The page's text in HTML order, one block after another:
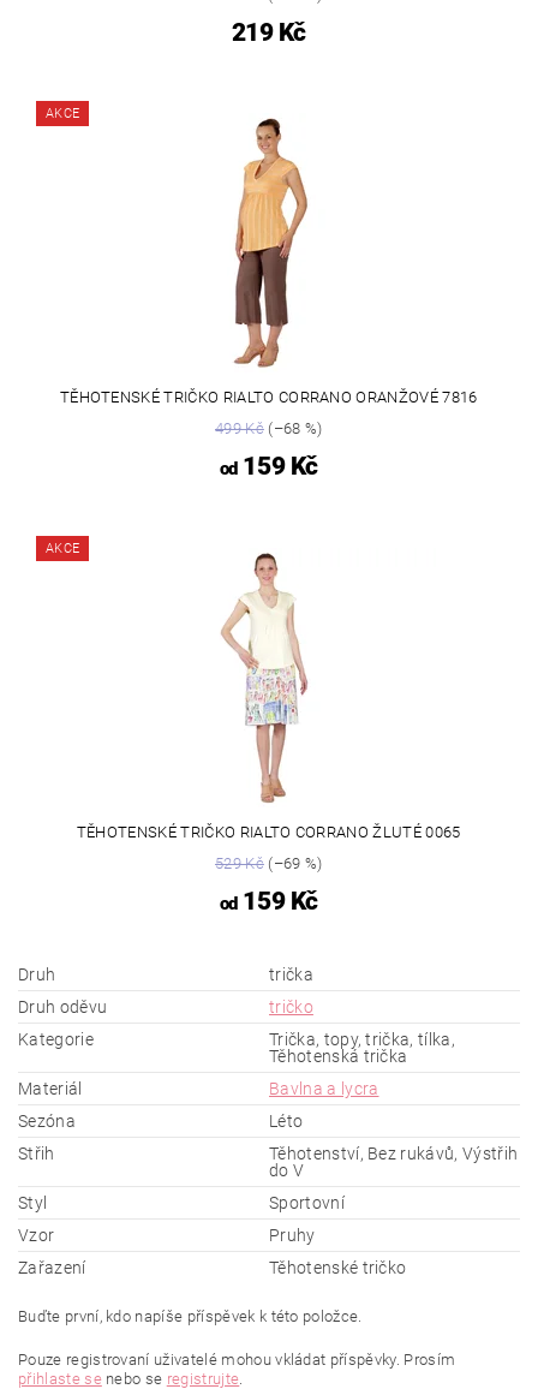
219 Kč
AKCE
TĚHOTENSKÉ TRIČKO RIALTO CORRANO ORANŽOVÉ 7816
499 Kč(–68 %)
od159 Kč
AKCE
TĚHOTENSKÉ TRIČKO RIALTO CORRANO ŽLUTÉ 0065
529 Kč(–69 %)
od159 Kč
Druh
trička
Druh oděvu
tričko
Kategorie
Trička, topy, trička, tílka,
Těhotenská trička
Materiál
Bavlna a lycra
Sezóna
Léto
Střih
Těhotenství, Bez rukávů, Výstřih
do V
Styl
Sportovní
Vzor
Pruhy
Zařazení
Těhotenské tričko
Buďte první, kdo napíše příspěvek k této položce.
Pouze registrovaní uživatelé mohou vkládat příspěvky. Prosím
přihlaste senebo se registrujte